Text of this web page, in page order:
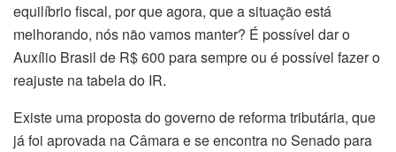
equilíbrio fiscal, por que agora, que a situação está
melhorando, nós não vamos manter? É possível dar o
Auxílio Brasil de R$ 600 para sempre ou é possível fazer o
reajuste na tabela do IR.
Existe uma proposta do governo de reforma tributária, que
já foi aprovada na Câmara e se encontra no Senado para